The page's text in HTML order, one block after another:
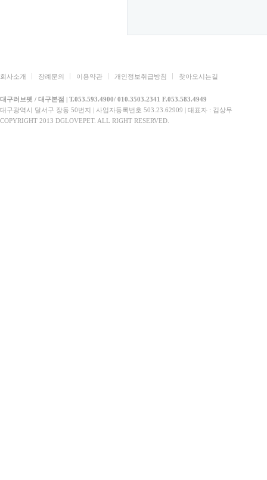
회사소개 장례문의 이용약관 개인정보취급방침 찾아오시는길
대구러브펫 / 대구본점 | T.053.593.4900/ 010.3503.2341 F.053.583.4949
대구광역시 달서구 장동 50번지 | 사업자등록번호 503.23.62909 | 대표자 : 김상무
COPYRIGHT 2013 DGLOVEPET. ALL RIGHT RESERVED.